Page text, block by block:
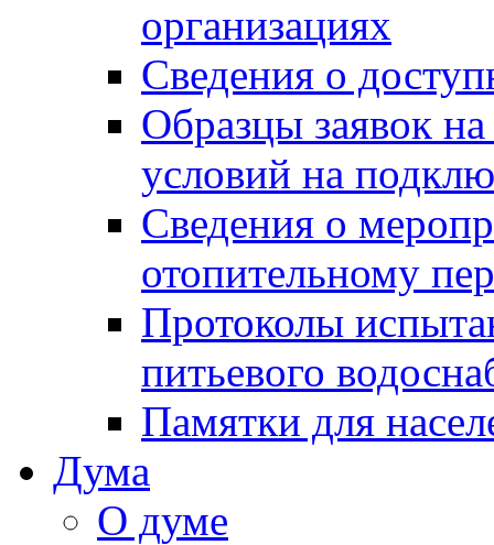
организациях
Сведения о
Образцы заявок
условий на
Сведения о
отопительному
Протоколы
питьевого
Памятки для
Дума
О думе